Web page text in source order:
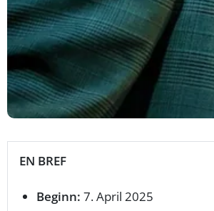
EN BREF
Beginn: 7. April 2025